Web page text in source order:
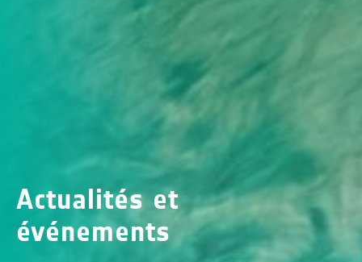
Actualités et
événements